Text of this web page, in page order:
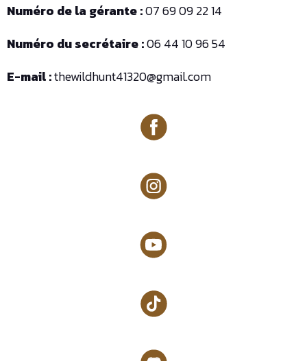
Numéro de la gérante :07 69 09 22 14
Numéro du secrétaire :06 44 10 96 54
E-mail :thewildhunt41320@gmail.com